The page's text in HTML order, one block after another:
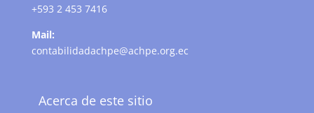
+593 2 453 7416
Mail:
contabilidadachpe@achpe.org.ec
Acerca de este sitio